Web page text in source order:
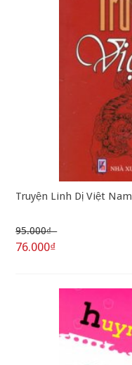
Truyện Linh Dị Việt Nam
95.000₫
76.000₫